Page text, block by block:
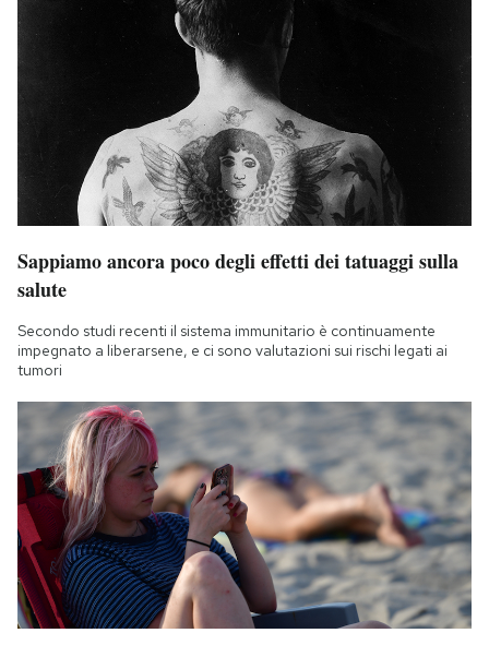
Sappiamo ancora poco degli effetti dei tatuaggi sulla
salute
Secondo studi recenti il sistema immunitario è continuamente
impegnato a liberarsene, e ci sono valutazioni sui rischi legati ai
tumori